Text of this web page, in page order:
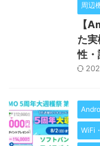
周辺
【
た
性・
WiFi